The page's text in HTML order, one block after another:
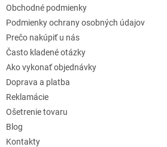
Obchodné podmienky
Podmienky ochrany osobných údajov
Prečo nakúpiť u nás
Často kladené otázky
Ako vykonať objednávky
Doprava a platba
Reklamácie
Ošetrenie tovaru
Blog
Kontakty